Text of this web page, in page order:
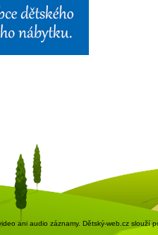
ani audio záznamy. Dětský-web.cz slouží